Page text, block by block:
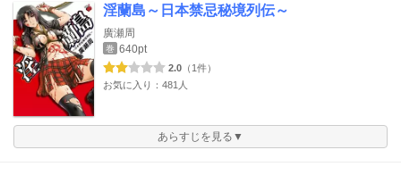
淫蘭島～日本禁忌秘境列伝～
廣瀬周
巻 640pt
2.0 （1件）
お気に入り：481人
あらすじを見る▼